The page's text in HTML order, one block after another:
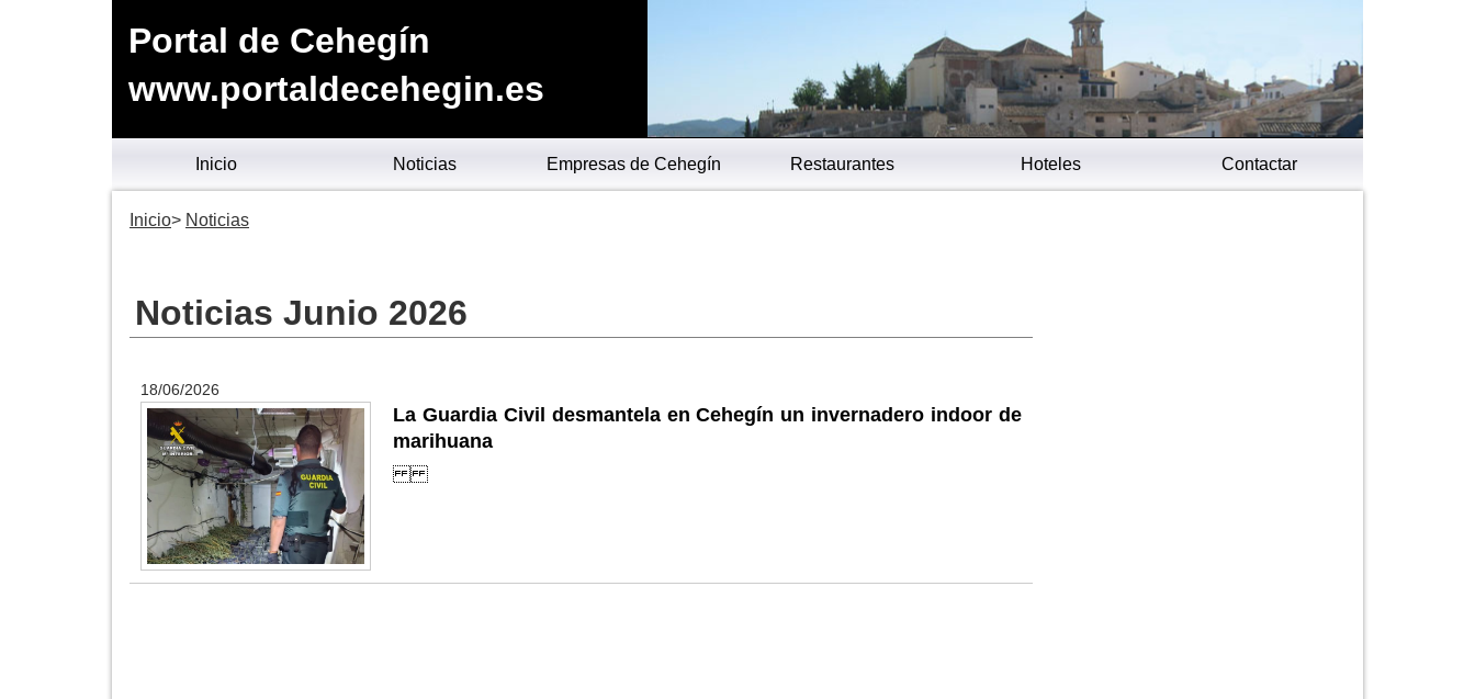
Portal de Cehegín
www.portaldecehegin.es
Inicio Noticias Empresas de Cehegín Restaurantes Hoteles Contactar
Inicio Noticias
Noticias Junio 2026
18/06/2026
La Guardia Civil desmantela en Cehegín un invernadero indoor de
marihuana